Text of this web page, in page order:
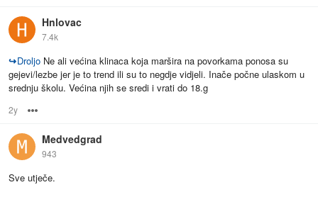
Hnlovac
7.4k
↪Droljo Ne ali većina klinaca koja maršira na povorkama ponosa su
gejevi/lezbe jer je to trend ili su to negdje vidjeli. Inače počne ulaskom u
srednju školu. Većina njih se sredi i vrati do 18.g
2y
Medvedgrad
943
Sve utječe.